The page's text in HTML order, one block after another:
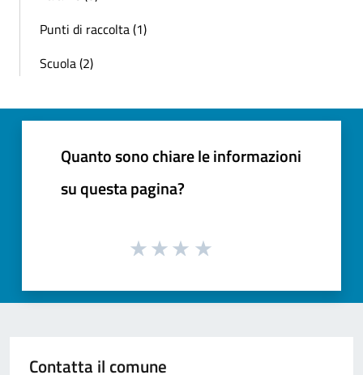
Punti di raccolta (1)
Scuola (2)
Quanto sono chiare le informazioni
su questa pagina?
Contatta il comune